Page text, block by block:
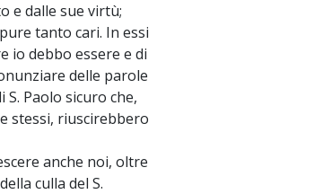
e dalle sue virtù;
tanto cari. In essi
io debbo essere e di
delle parole
Paolo sicuro che,
stessi, riuscirebbero
anche noi, oltre
culla del S.